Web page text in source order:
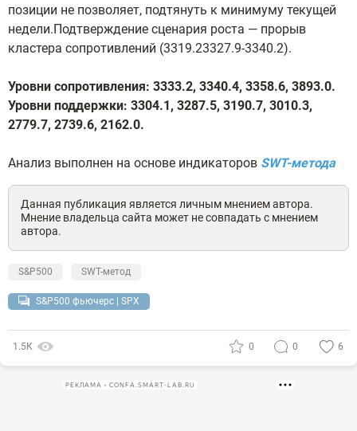
позиции не позволяет, подтянуть к минимуму текущей
недели.Подтверждение сценария роста — прорыв
кластера сопротивлений (3319.23327.9-3340.2).
Уровни сопротивления: 3333.2, 3340.4, 3358.6, 3893.0.
Уровни поддержки: 3304.1, 3287.5, 3190.7, 3010.3,
2779.7, 2739.6, 2162.0.
Анализ выполнен на основе индикаторов SWT-метода
Данная публикация является личным мнением автора.
Мнение владельца сайта может не совпадать с мнением
автора.
S&P500 SWT-метод
S&P500 фьючерс | SPX
1.5К 0 0 6
РЕКЛАМА • CONFA.SMART-LAB.RU